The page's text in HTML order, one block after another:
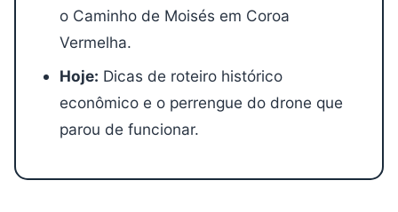
o Caminho de Moisés em Coroa
Vermelha.
Hoje: Dicas de roteiro histórico
econômico e o perrengue do drone que
parou de funcionar.